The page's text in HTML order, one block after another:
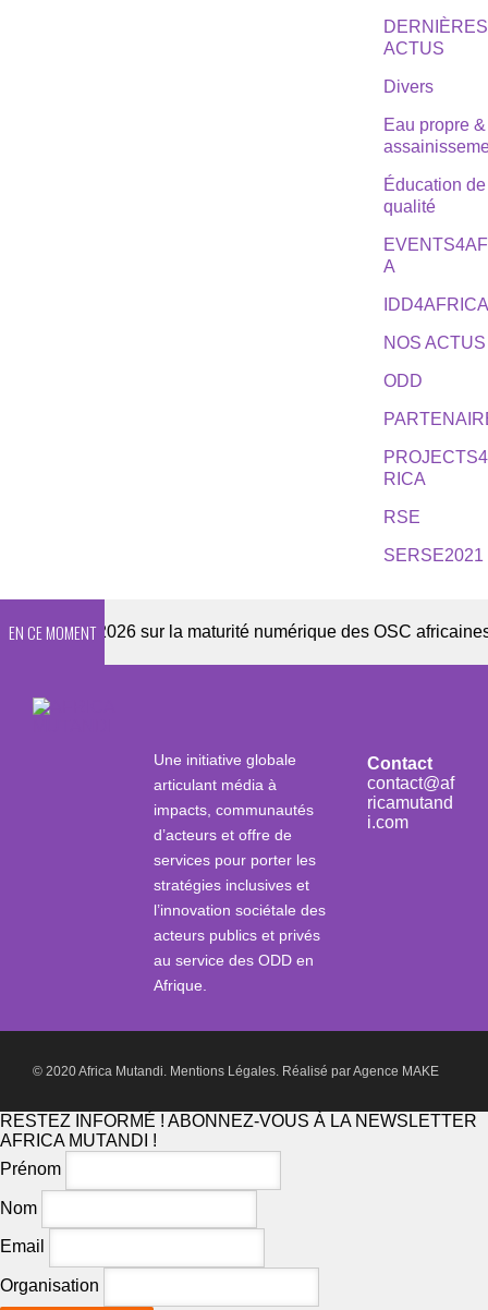
DERNIÈRES
ACTUS
Divers
Eau propre &
Éducation de
qualité
A
NOS ACTUS
ODD
RICA
RSE
SERSE2021
EN CE MOMENT
2026 sur la maturité numérique des OSC africaines
Une initiative globale
articulant média à
impacts, communautés
d’acteurs et offre de
services pour porter les
stratégies inclusives et
l’innovation sociétale des
acteurs publics et privés
au service des ODD en
Afrique.
Contact
contact@af
ricamutand
i.com
© 2020 Africa Mutandi. Mentions Légales. Réalisé parAgence MAKE
RESTEZ INFORMÉ ! ABONNEZ-VOUS À LA NEWSLETTER
AFRICA MUTANDI !
Prénom
Nom
Email
Organisation